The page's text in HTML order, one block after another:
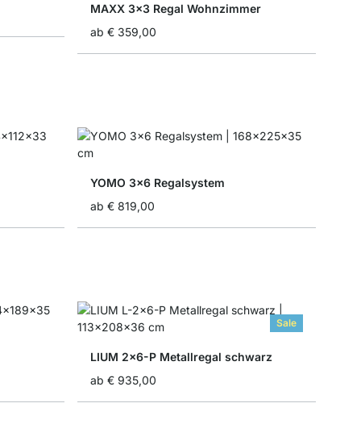
MAXX 3x3 Regal Wohnzimmer
ab € 359,00
YOMO 3x6 Regalsystem
ab € 819,00
Sale
LIUM 2x6-P Metallregal schwarz
ab € 935,00